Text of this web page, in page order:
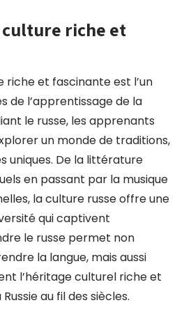
riche et
riche et fascinante est l’un
de l’apprentissage de la
le russe, les apprenants
un monde de traditions,
uniques. De la littérature
en passant par la musique
la culture russe offre une
qui captivent
le russe permet non
la langue, mais aussi
l’héritage culturel riche et
au fil des siècles.